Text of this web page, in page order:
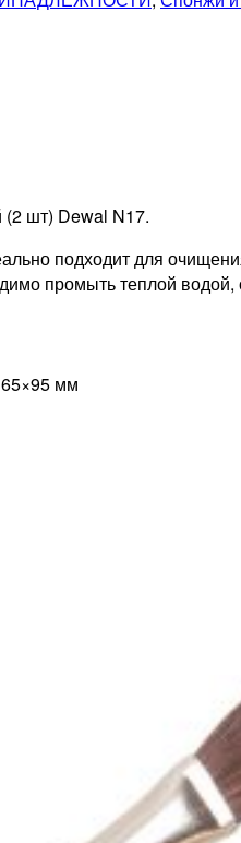
шт) Dewal N17.
подходит для
промыть теплой
мм